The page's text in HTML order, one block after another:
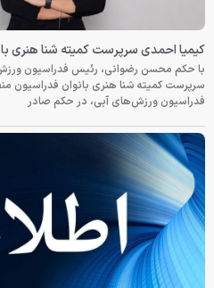
کیمیا احمدی سرپرست کمیته شنا هنری
با حکم محسن رضوانی، رئیس فدراسیون
سرپرست کمیته شنا هنری بانوان فدراسیون
فدراسیون ورزش‌های آبی، در حکم صادر